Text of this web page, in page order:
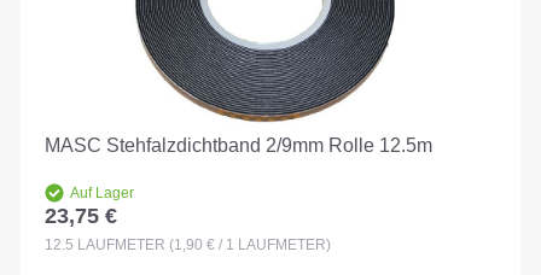
MASC Stehfalzdichtband 2/9mm Rolle 12.5m
Auf Lager
Regulärer Preis:
23,75 €
12.5 LAUFMETER (1,90 € / 1 LAUFMETER)